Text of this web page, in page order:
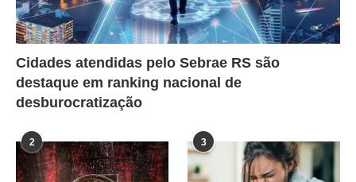
Cidades atendidas pelo Sebrae RS são
destaque em ranking nacional de
desburocratização
2 3